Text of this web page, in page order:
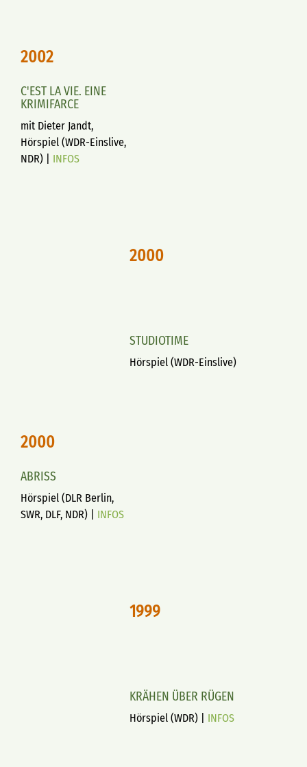
2002
C'EST LA VIE. EINE
KRIMIFARCE
mit Dieter Jandt,
Hörspiel (WDR-Einslive,
NDR) | INFOS
2000
STUDIOTIME
Hörspiel (WDR-Einslive)
2000
ABRISS
Hörspiel (DLR Berlin,
SWR, DLF, NDR) | INFOS
1999
KRÄHEN ÜBER RÜGEN
Hörspiel (WDR) | INFOS